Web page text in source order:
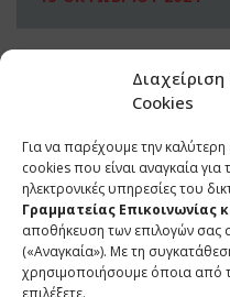
Cookies
Για να παρέχουμε την
cookies που είναι αναγκαία
ηλεκτρονικές υπηρεσίες του
Γραμματείας Επικοινωνίας
αποθήκευση των επιλογών σας
(«Αναγκαία»). Με τη
χρησιμοποιήσουμε όποια από
επιλέξετε.
ΕΠΙΚΟΙΝΩΝΙΑ